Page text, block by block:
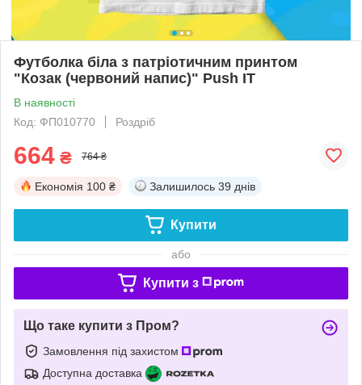
Футболка біла з патріотичним принтом
"Козак (червоний напис)" Push IT
В наявності
Код: ФП010770
Роздріб
664 ₴ 764 ₴
Економія 100 ₴ Залишилось 39 днів
Купити
або
Купити з
Що таке купити з Пром?
Замовлення під захистом
Доступна доставка